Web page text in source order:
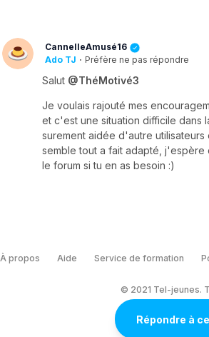
CannelleAmusé16
Ado TJ · Préfère ne pas répondre
Salut @ThéMotivé3
Je voulais rajouté mes
et c'est une situation difficile dans
surement aidée d'autre utilisateurs
semble tout a fait adapté,
le forum si tu en as besoin :)
Répondre à
À propos Aide Service de formation
© 2021 Tel-jeunes.